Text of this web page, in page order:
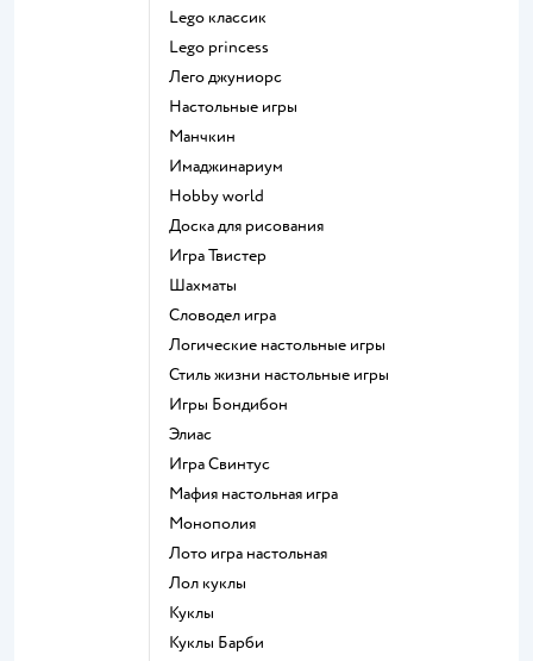
Lego классик
Lego princess
Лего джуниорс
Настольные игры
Манчкин
Имаджинариум
Hobby world
Доска для рисования
Игра Твистер
Шахматы
Словодел игра
Логические настольные игры
Стиль жизни настольные игры
Игры Бондибон
Элиас
Игра Свинтус
Мафия настольная игра
Монополия
Лото игра настольная
Лол куклы
Куклы
Куклы Барби